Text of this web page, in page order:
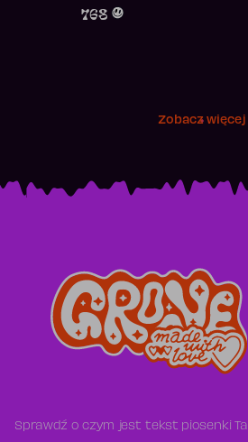
768
Zobacz więcej
Sprawdź o czym jest tekst piosenki